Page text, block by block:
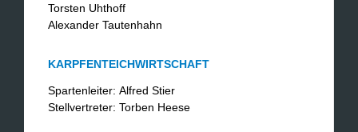
Torsten Uhthoff
Alexander Tautenhahn
KARPFENTEICHWIRTSCHAFT
Spartenleiter: Alfred Stier
Stellvertreter: Torben Heese